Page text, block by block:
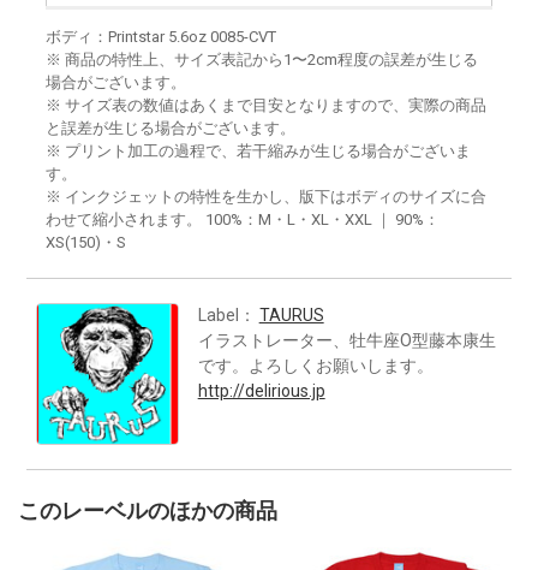
ボディ：Printstar 5.6oz 0085-CVT
※ 商品の特性上、サイズ表記から1〜2cm程度の誤差が生じる
場合がございます。
※ サイズ表の数値はあくまで目安となりますので、実際の商品
と誤差が生じる場合がございます。
※ プリント加工の過程で、若干縮みが生じる場合がございま
す。
※ インクジェットの特性を生かし、版下はボディのサイズに合
わせて縮小されます。 100%：M・L・XL・XXL ｜ 90%：
XS(150)・S
Label： TAURUS
イラストレーター、牡牛座O型藤本康生
です。よろしくお願いします。
http://delirious.jp
このレーベルのほかの商品